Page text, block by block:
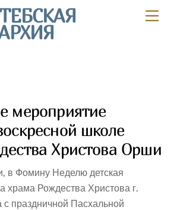
мероприятие
школе
Христова Орши
в Фомину Неделю детская
храма Рождества Христова г.
праздничной Пасхальной